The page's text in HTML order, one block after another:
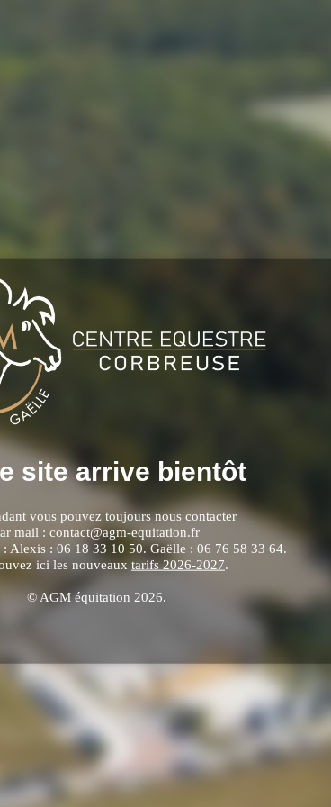
site arrive bientôt
vous pouvez toujours nous contacter
mail : contact@agm-equitation.fr
: Alexis : 06 18 33 10 50. Gaëlle : 06 76 58 33 64.
ici les nouveaux tarifs 2026-2027.
© AGM équitation 2026.